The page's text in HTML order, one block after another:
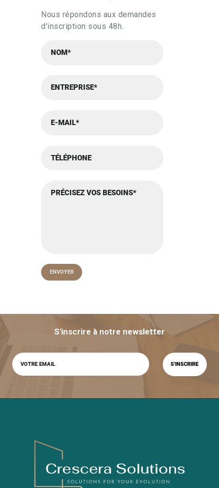
Nous répondons aux demandes
d'inscription sous 48h.
S'inscrire à notre newsletter